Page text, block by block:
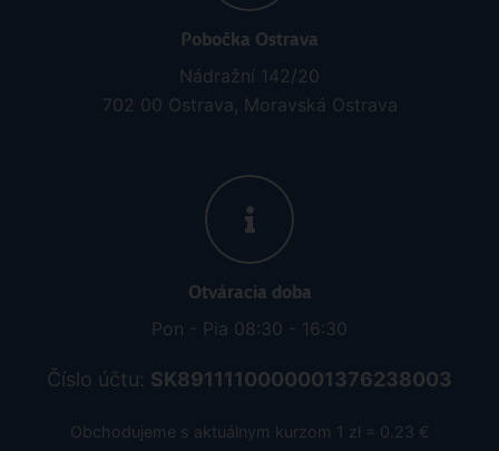
Pobočka Ostrava
Nádražní 142/20
702 00 Ostrava, Moravská Ostrava
Otváracia doba
Pon - Pia 08:30 - 16:30
Číslo účtu: SK8911110000001376238003
Obchodujeme s aktuálnym kurzom 1 zł = 0.23 €